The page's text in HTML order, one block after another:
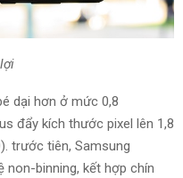
dại hơn ở mức 0,8
đẩy kích thước pixel lên 1,8
trước tiên, Samsung
binning, kết hợp chín